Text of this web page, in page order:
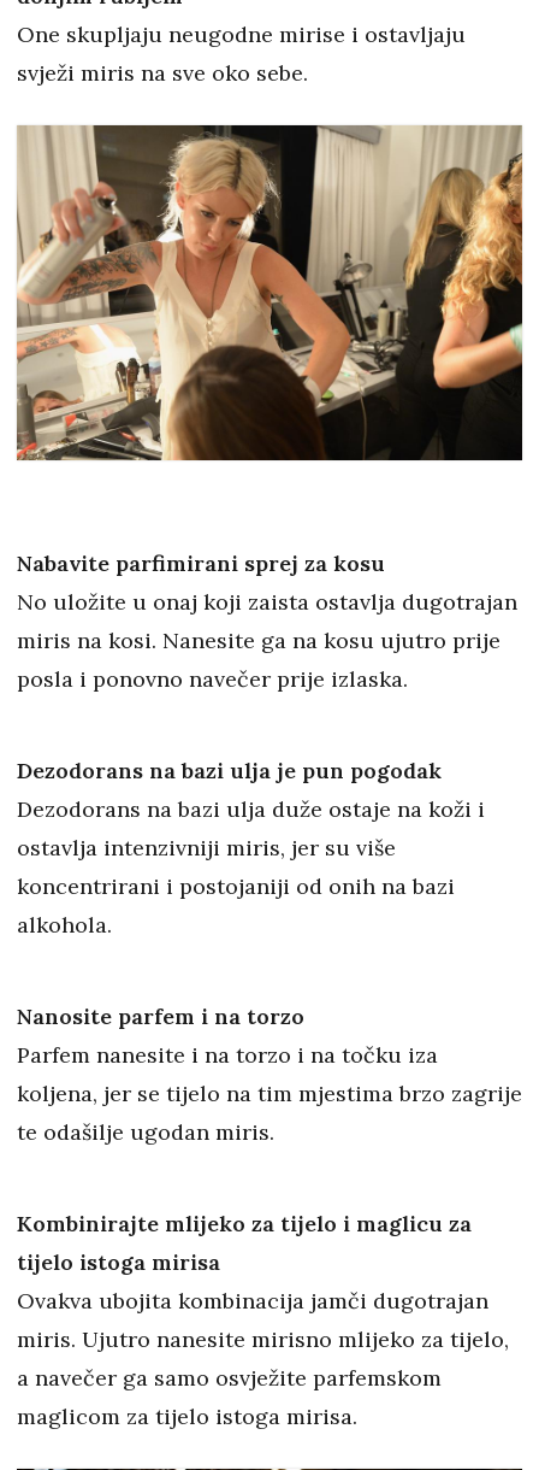
One skupljaju neugodne mirise i ostavljaju
svježi miris na sve oko sebe.
Nabavite parfimirani sprej za kosu
No uložite u onaj koji zaista ostavlja dugotrajan
miris na kosi. Nanesite ga na kosu ujutro prije
posla i ponovno navečer prije izlaska.
Dezodorans na bazi ulja je pun pogodak
Dezodorans na bazi ulja duže ostaje na koži i
ostavlja intenzivniji miris, jer su više
koncentrirani i postojaniji od onih na bazi
alkohola.
Nanosite parfem i na torzo
Parfem nanesite i na torzo i na točku iza
koljena, jer se tijelo na tim mjestima brzo zagrije
te odašilje ugodan miris.
Kombinirajte mlijeko za tijelo i maglicu za
tijelo istoga mirisa
Ovakva ubojita kombinacija jamči dugotrajan
miris. Ujutro nanesite mirisno mlijeko za tijelo,
a navečer ga samo osvježite parfemskom
maglicom za tijelo istoga mirisa.